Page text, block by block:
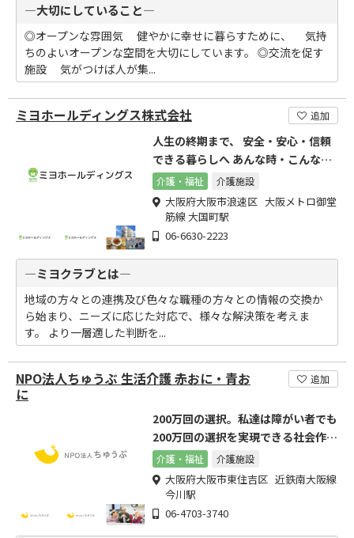
―大切にしていること―
◎オープンな雰囲気 健やかに幸せに暮らすために、 気持
ちのよいオープンな空間を大切にしています。 ◎交流を促す
施設 気がつけば人が集...
ミヨホールディングス株式会社 追加
人生の終期まで、 安全・安心・信頼
できる暮らしへ あんな時・こんな
時・困った時のミヨクラブ
介護・福祉 介護施設
大阪府大阪市浪速区 大阪メトロ御堂
筋線 大国町駅
06-6630-2223
―ミヨクラブとは―
地域の方々との連携及び色々な職種の方々との情報の交換か
ら始まり、ニーズに応じた対応で、様々な解決策を考えま
す。 より一層適した判断を...
NPO法人ちゅうぶ 生活介護 赤おに・青お
に
追加
200万回の選択。私達は障がい者でも
200万回の選択を実現できる社会作り
を目指しています。
介護・福祉 介護施設
大阪府大阪市東住吉区 近鉄南大阪線
今川駅
06-4703-3740